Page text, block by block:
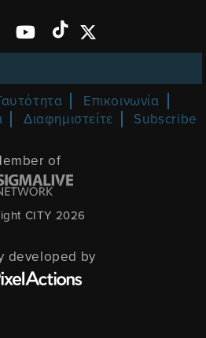
Επικοινωνία
Διαφημιστείτε Subscribe
of
CITY 2026
developed by